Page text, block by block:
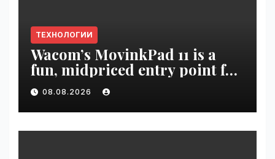
ТЕХНОЛОГИИ
Wacom’s MovinkPad 11 is a
fun, midpriced entry point for
digital artists | VseTime.ru
08.08.2026